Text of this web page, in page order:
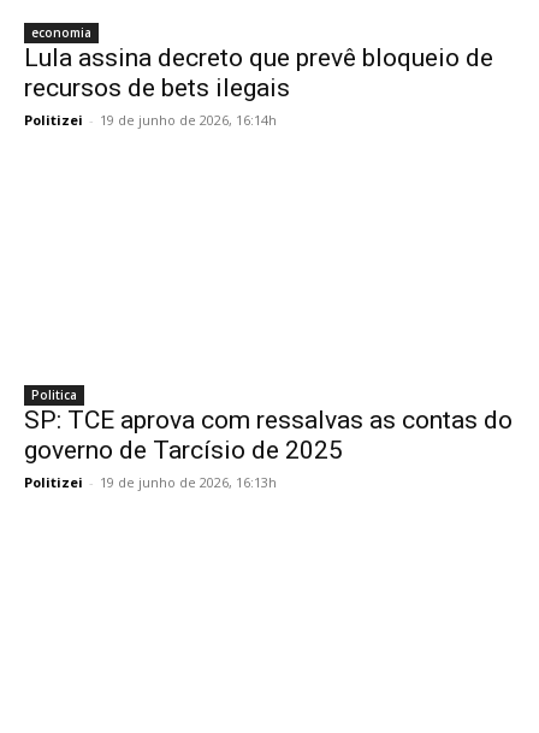
economia
Lula assina decreto que prevê bloqueio de
recursos de bets ilegais
Politizei - 19 de junho de 2026, 16:14h
Politica
SP: TCE aprova com ressalvas as contas do
governo de Tarcísio de 2025
Politizei - 19 de junho de 2026, 16:13h